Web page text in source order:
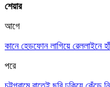
শেয়ার
আগে
কানে হেডফোন লাগিয়ে রেললাইনে
পরে